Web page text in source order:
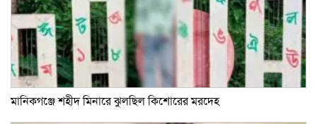
মানিকগঞ্জে শহীদ মিনারে ঝুলছিল কিশোরের মরদেহ